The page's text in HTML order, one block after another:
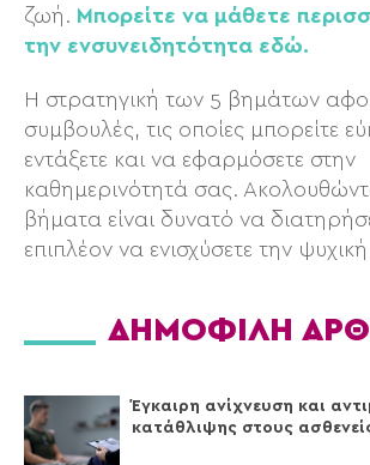
ζωή. Μπορείτε να μάθετε
την ενσυνειδητότητα εδώ.
Η στρατηγική των 5 βημάτων
συμβουλές, τις οποίες μπορείτε
εντάξετε και να εφαρμόσετε στην
καθημερινότητά σας.
βήματα είναι δυνατό να
επιπλέον να ενισχύσετε την
ΔΗΜΟΦΙΛΗ
Έγκαιρη ανίχνευση και
κατάθλιψης στους